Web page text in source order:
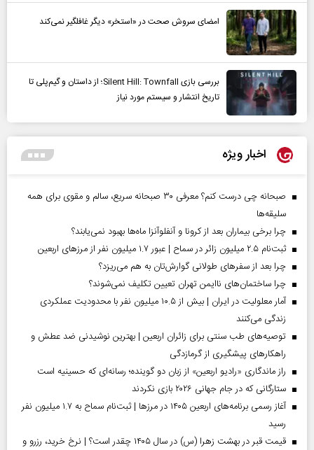
امضای سروش صحت در «استخر» دیگر غافلگیر نمی‌کند
بررسی بازی Silent Hill: Townfall؛ از داستان و گیم‌پلی تا
تاریخ انتشار و سیستم مورد نیاز
اخبار ویژه
صبحانه چی درست کنم؟ معرفی ۳۰ صبحانه سریع، سالم و مقوی برای همه
سلیقه‌ها
چرا برخی بیماران بعد از کرونا و آنفلوآنزا ماه‌ها بهبود نمی‌یابند؟
ثبت‌نام ۲.۵ میلیون زائر در سماح | عبور ۱.۷ میلیون نفر از مرز‌های اربعین
چرا بعد از سفرهای طولانی گوارش‌تان به هم می‌ریزد؟
چرا ساختمان‌های ناایمن تهران تعیین تکلیف نمی‌شوند؟
آمار معلولیت در ایران | بیش از ۱۰.۵ میلیون نفر با محدودیت عملکردی
زندگی می‌کنند
توصیه‌های طب سنتی برای زائران اربعین | بهترین نوشیدنی ضد عطش و
راهکارهای پیشگیری از گرمازدگی
راز ماندگاری «رادیو اربعین» از زبان دو گوینده؛ رسانه‌ای که حسینیه است
ستارگانی که در جام جهانی ۲۰۲۶ بازی نکردند
آغاز رسمی برنامه‌های اربعین ۱۴۰۵ در مرز‌ها | ثبت‌نام سماح به ۱.۷ میلیون نفر
رسید
قیمت قبر در بهشت زهرا (س) در سال ۱۴۰۵ چقدر است؟ | نرخ خرید، رزرو و